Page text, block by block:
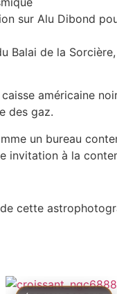
sur Alu Dibond
Balai de la
américaine
des gaz.
un bureau
à la
cette